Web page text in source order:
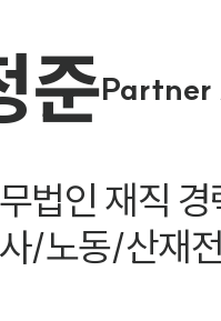
준
법인 재직 경
/노동/산재